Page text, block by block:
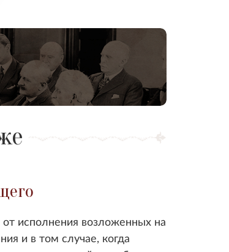
исполнения возложенных на
и в том случае, когда